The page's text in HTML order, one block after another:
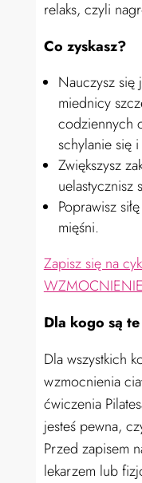
relaks, czyli
Co zyskasz?
Nauczysz się
miednicy
codziennych
schylanie się
Zwiększysz
uelastycznisz
Poprawisz
mięśni.
Zapisz się na
Dla kogo są
Dla wszystkich
wzmocnienia
ćwiczenia
jesteś pewna,
Przed zapisem
lekarzem lub